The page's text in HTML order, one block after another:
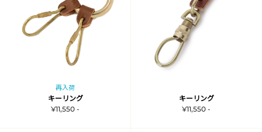
再入荷
キーリング
¥11,550 -
キーリング
¥11,550 -